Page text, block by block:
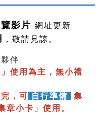
影片 網址更新
，敬請見諒。
伴
使用為主，無小禮
，可 自行準備
集
章小卡」使用。